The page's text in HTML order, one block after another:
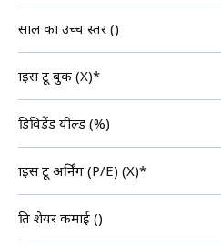
साल का उच्च स्तर (₹)
प्राइस टू बुक (X)*
डिविडेंड यील्ड (%)
प्राइस टू अर्निंग (P/E) (X)*
प्रति शेयर कमाई (₹)